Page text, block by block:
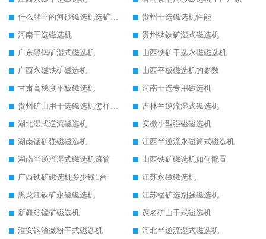
什么牌子的河砂磁选机选矿效果好
贵州干选磁选机性能
河南干选磁选机
贵州钛铁矿湿式磁选机
广东黑钨矿湿式磁选机
山西铁矿干选永磁磁选机
广西永磁铁矿磁选机
山西平板磁选机的参数
甘肃高梯度平板磁选机
河南干选专用磁选机
贵州矿山用干选磁选机怎样调磁
吉林半逆流湿式磁选机
湖北湿式逆流磁选机
安徽小型强磁磁选机
湖南锰矿强磁磁选机
江西半逆流永磁筒式磁选机
湖南半逆流湿式磁选机滚筒
山西铁矿磁选机如何配置
广西铁矿磁选机多少钱1台
江苏永磁磁选机
黑龙江铁矿永磁磁选机
江苏锰矿选别强磁选机
新疆贫锰矿磁选机
茂名矿山干式磁选机
淮安钢渣微粉干式磁选机
河北半逆流湿式磁选机